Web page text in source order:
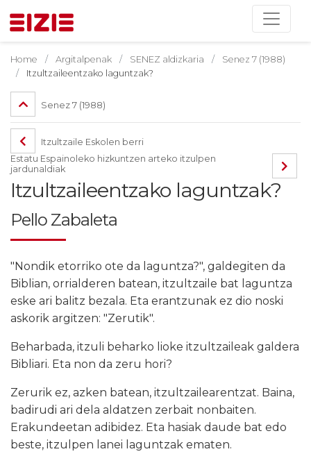
Home Argitalpenak SENEZ aldizkaria
Senez 7 (1988)
Itzultzaileentzako laguntzak?
Senez 7 (1988)
Itzultzaile Eskolen berri
Estatu Espainoleko hizkuntzen arteko itzulpen
jardunaldiak
Itzultzaileentzako laguntzak?
Pello Zabaleta
"Nondik etorriko ote da laguntza?", galdegiten da
Biblian, orrialderen batean, itzultzaile bat laguntza
eske ari balitz bezala. Eta erantzunak ez dio noski
askorik argitzen: "Zerutik".
Beharbada, itzuli beharko lioke itzultzaileak galdera
Bibliari. Eta non da zeru hori?
Zerurik ez, azken batean, itzultzailearentzat. Baina,
badirudi ari dela aldatzen zerbait nonbaiten.
Erakundeetan adibidez. Eta hasiak daude bat edo
beste, itzulpen lanei laguntzak ematen.